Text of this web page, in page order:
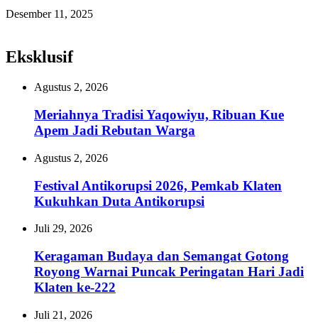
Desember 11, 2025
Eksklusif
Agustus 2, 2026
Meriahnya Tradisi Yaqowiyu, Ribuan Kue
Apem Jadi Rebutan Warga
Agustus 2, 2026
Festival Antikorupsi 2026, Pemkab Klaten
Kukuhkan Duta Antikorupsi
Juli 29, 2026
Keragaman Budaya dan Semangat Gotong
Royong Warnai Puncak Peringatan Hari Jadi
Klaten ke-222
Juli 21, 2026